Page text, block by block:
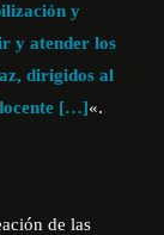
y
y atender los
dirigidos al
[…]«.
de las